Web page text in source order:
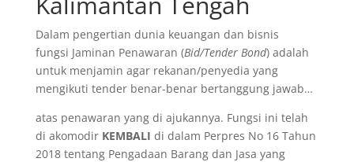
Dalam pengertian dunia keuangan dan bisnis
fungsi Jaminan Penawaran (Bid/Tender Bond) adalah
untuk menjamin agar rekanan/penyedia yang
mengikuti tender benar-benar bertanggung jawab…
atas penawaran yang di ajukannya. Fungsi ini telah
di akomodir KEMBALI di dalam Perpres No 16 Tahun
2018 tentang Pengadaan Barang dan Jasa yang